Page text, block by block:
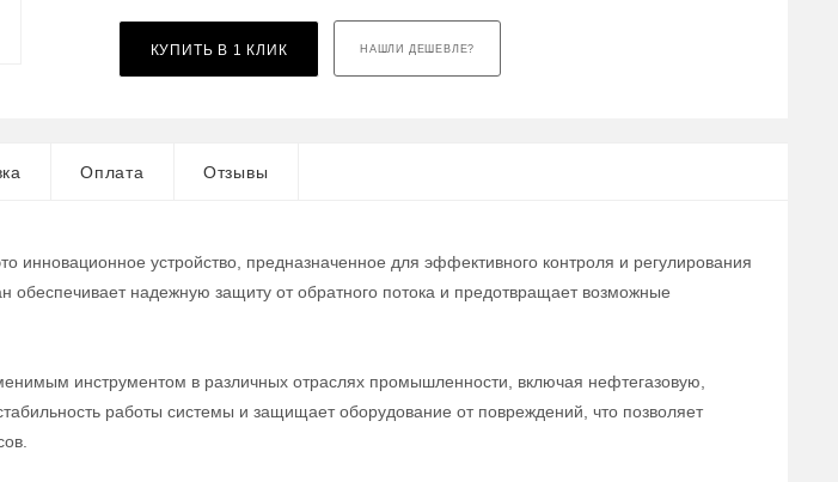
КУПИТЬ В 1 КЛИК НАШЛИ ДЕШЕВЛЕ?
Оплата Отзывы
инновационное устройство, предназначенное для эффективного контроля и регулирования
обеспечивает надежную защиту от обратного потока и предотвращает возможные
инструментом в различных отраслях промышленности, включая нефтегазовую,
работы системы и защищает оборудование от повреждений, что позволяет